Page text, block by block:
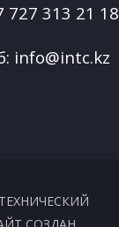
727 313 21 18
info@intc.kz
СОЗДАН